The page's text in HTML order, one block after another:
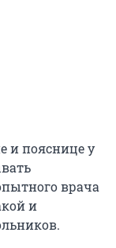
и пояснице у
врача
и